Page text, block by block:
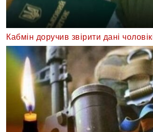
Кабмін доручив звірити дані